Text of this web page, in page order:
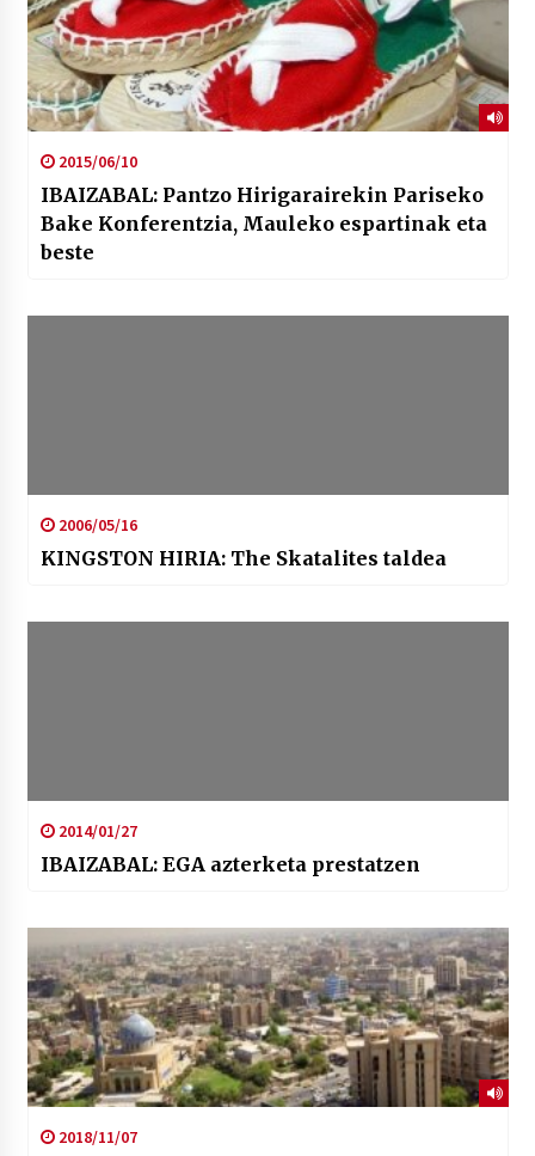
2015/06/10
IBAIZABAL: Pantzo Hirigarairekin Pariseko
Bake Konferentzia, Mauleko espartinak eta
beste
2006/05/16
KINGSTON HIRIA: The Skatalites taldea
2014/01/27
IBAIZABAL: EGA azterketa prestatzen
2018/11/07